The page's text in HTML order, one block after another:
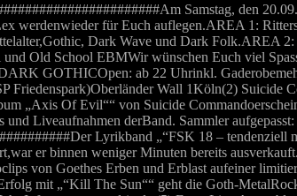
Samstag, den
werdenwieder für Euch auflegen.AREA 1:
Dark Wave und Dark Folk.AREA
Old School EBMWir wünschen Euch viel
GOTHICOpen: ab 22 Uhrinkl.
Friedenspark)Oberländer Wall 1Köln(2) Suicide
„Axis Of Evil““ von Suicide
Liveaufnahmen derBand. Sammler
Lyrikband „“FSK 18 – tendenziell
er binnen weniger Minuten bereits
von Goethes Erben und Erblast aufeiner
mit „“Kill The Sun““ geht die Goth-